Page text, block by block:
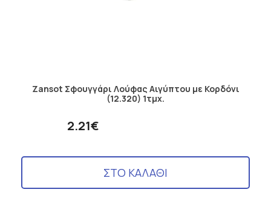
Zansot Σφουγγάρι Λούφας Αιγύπτου με Κορδόνι
(12.320) 1τμχ.
2.21€
ΣΤΟ ΚΑΛΑΘΙ